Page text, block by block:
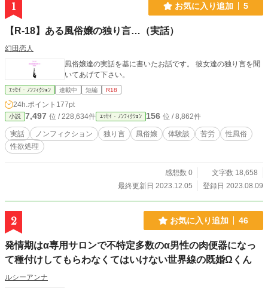
1 お気に入り追加 5
【R-18】ある風俗嬢の独り言…（実話）
幻田恋人
風俗嬢達の実話を基に書いたお話です。 彼女達の独り言を聞
いてあげて下さい。
ｴｯｾｲ・ﾉﾝﾌｨｸｼｮﾝ 連載中 短編 R18
24h.ポイント 177pt
小説 7,497 位 / 228,634件 ｴｯｾｲ・ﾉﾝﾌｨｸｼｮﾝ 156 位 / 8,862件
実話 ノンフィクション 独り言 風俗嬢 体験談 苦労
性風俗
性欲処理
感想数 0
文字数 18,658
最終更新日 2023.12.05
登録日 2023.08.09
2 お気に入り追加 46
発情期はα専用サロンで不特定多数のα男性の肉便器になっ
て種付けしてもらわなくてはいけない世界線の既婚Ωくん
ルシーアンナ